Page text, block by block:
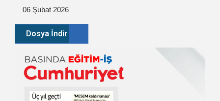
06 Şubat 2026
Dosya İndir